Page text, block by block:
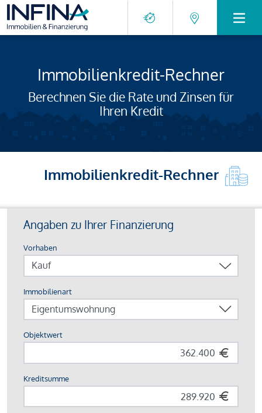
Immobilienkredit-Rechner
Berechnen Sie die Rate und Zinsen für
Ihren Kredit
Immobilienkredit-Rechner